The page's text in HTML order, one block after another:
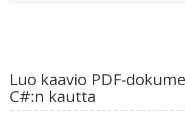
Luo kaavio PDF-
C#:n kautta